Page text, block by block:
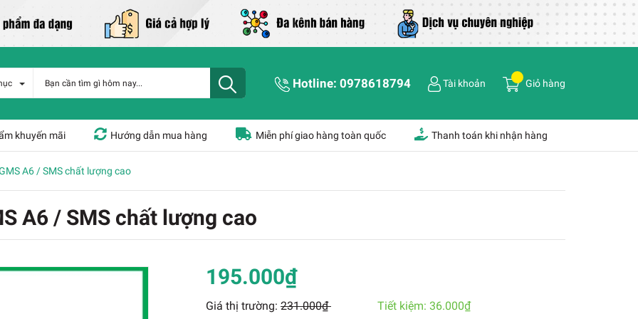
Hotline: 0978618794 Tài khoản Giỏ hàng
khuyến mãi Hướng dẫn mua hàng Miễn phí giao hàng toàn quốc Thanh toán khi nhận hàng
A6 / SMS chất lượng cao
A6 / SMS chất lượng cao
195.000₫
Giá thị trường: 231.000₫ Tiết kiệm: 36.000₫